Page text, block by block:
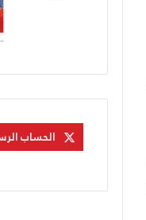
الحساب